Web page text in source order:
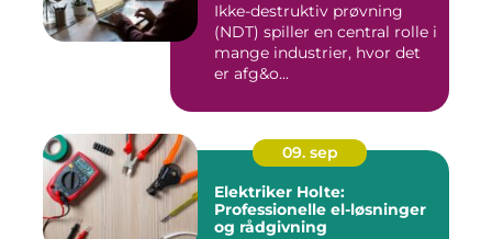
Ikke-destruktiv prøvning
(NDT) spiller en central rolle i
mange industrier, hvor det
er afg&o...
09. sep
Elektriker Holte:
Professionelle el-løsninger
og rådgivning